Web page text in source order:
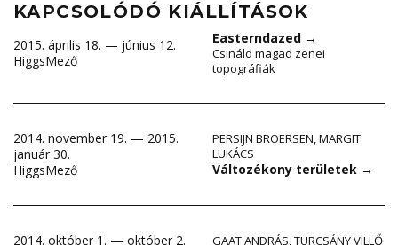
KAPCSOLÓDÓ KIÁLLÍTÁSOK
2015. április 18. — június 12.
HiggsMező
Easterndazed →
Csináld magad zenei
topográfiák
2014. november 19. — 2015.
január 30.
HiggsMező
PERSIJN BROERSEN,MARGIT
LUKÁCS
Változékony területek →
2014. október 1. — október 2.
GAAT ANDRÁS,TURCSÁNY VILLŐ